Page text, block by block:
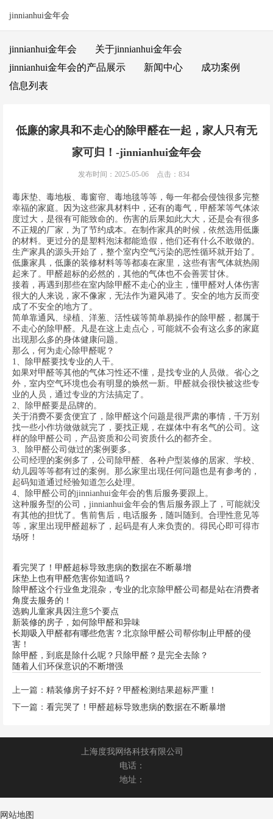
jinnianhui金年会
jinnianhui金年会
关于jinnianhui金年会
jinnianhui金年会的产品展示
新闻中心
成功案例
信息列表
低廉的家具和不走心的除甲醛在一起，家人只有无
家可归！-jinnianhui金年会
发布时间：2025-05-06 点击：834
毒床垫、毒地板、毒窗帘、毒地毯等等，每一年都会侵蚀很多完整
幸福的家庭。因为这些家具材料中，还有的毒气，甲醛苯等气体浓
度过大，是很有可能致命的。伤害的后果如此大大，还是会有很多
不正规的厂家，为了节约成本。在制作家具的时候，依然选用低廉
的材料。更过分的是塑料泡沫都能造假，他们还有什么不敢做的。
生产家具的源头开始了，整个室内空气污染的恶性循环就开始了。
低廉家具，低廉的装修材料等等都凑在家里，这些有害气体就热闹
起来了。甲醛超标的必然的，其他的气体也不会善罢甘休。
接着，再遇到那些在室内除甲醛不走心的业主，懂甲醛对人体伤害
很大的人来说，家不像家，无法作为避风港了。安全的地方反而变
成了不安全的地方了。
简单靠通风、绿植、洋葱、活性碳等简单易操作的除甲醛，都属于
不走心的除甲醛。凡是在这上走点心，可能就不会有这么多的家庭
出现那么多的身体健康问题。
那么，何为走心除甲醛呢？
1、除甲醛要找专业的人干。
如果对甲醛等其他的气体习性还不懂，是找专业的人员做。省心之
外，室内空气环境也会有明显的焕然一新。甲醛就会很快被这些专
业的人员，通过专业的方法搞定了。
2、除甲醛要是品牌的。
关于消费不要贪便宜了，除甲醛这个问题是很严肃的事情，千万别
找一些小作坊做做就完了，要找正规，在媒体中有名气的公司。这
样的除甲醛公司，产品资质和公司资质什么的都齐全。
3、除甲醛公司做过的案例要多。
公司经理的案例多了，公司除甲醛、各种户型装修的居家、学校、
幼儿园等等都有过的案例。那么家里出现任何问题也是有参考的，
起码知道通过经验知道怎么处理。
4、除甲醛公司的jinnianhui金年会的售后服务要跟上。
这种服务型的公司，jinnianhui金年会的售后服务跟上了，可能就没
有其他的担忧了。售前售后，电话服务，随叫随到。合理性意见等
等，家里出现甲醛超标了，起码是有人来负责的。得民心即可得市
场呀！
看完哭了！甲醛超标导致患病的数据在不断暴增
床垫上也有甲醛危害你知道吗？
除甲醛这个行业鱼龙混杂，专业的北京除甲醛公司都是站在消费者
角度去服务的！
选购儿童家具因注意5个要点
新装修的房子，如何除甲醛和异味
长期吸入甲醛都有哪些危害？北京除甲醛公司帮你制止甲醛的侵
害！
除甲醛，到底是除什么呢？只除甲醛？是完全去除？
随着人们环保意识的不断增强
上一篇： 精装修房子好不好？甲醛检测结果超标严重！
下一篇： 看完哭了！甲醛超标导致患病的数据在不断暴增
上海度我网络科技有限公司
电话：
地址：
网站地图